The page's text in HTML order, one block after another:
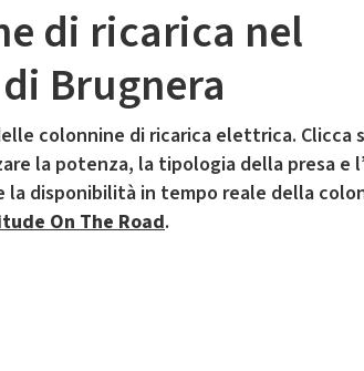
di ricarica nel
Brugnera
colonnine di ricarica elettrica. Clicca
la potenza, la tipologia della presa e
la disponibilità in tempo reale della
On The Road.